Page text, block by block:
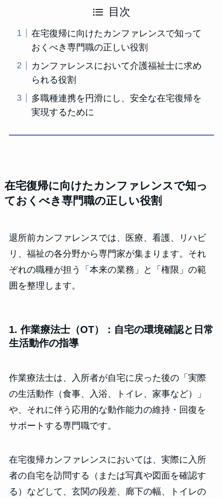
目次
在宅復帰に向けたカンファレンスで知って
おくべき専門職の正しい役割
カンファレンスにおいて介護福祉士に求め
られる役割
多職種連携を円滑にし、安全な在宅復帰を
実現するために
在宅復帰に向けたカンファレンスで知っ
ておくべき専門職の正しい役割
退所前カンファレンスでは、医療、看護、リハビ
リ、福祉の各分野から専門家が集まります。それ
ぞれの職種が担う「本来の業務」と「権限」の範
囲を整理します。
1. 作業療法士（OT）：自宅の環境確認と日常
生活動作の指導
作業療法士は、入所者が自宅に戻った後の「実際
の生活動作（食事、入浴、トイレ、家事など）」
や、それに伴う応用的な動作能力の維持・回復を
サポートする専門職です。
在宅復帰カンファレンスにおいては、実際に入所
者の自宅を訪問する（または写真や図面を確認す
る）などして、玄関の段差、廊下の幅、トイレの